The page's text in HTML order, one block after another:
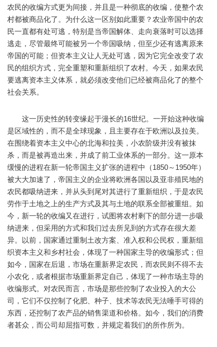
农民的收编方式更为间接，并且是一种彻底的收编，使整个农
村都被商品化了。为什么这一区别如此重要？农业帝国中的农
民一直都有处可逃，特别是当帝国解体、走向衰落时可以选择
逃走，尽管最终可能被另一个帝国吸纳，但至少还有逃离原来
帝国的可能；但资本主义让人无处可逃，因为它完全改变了农
民的组织方式，完全重塑和重新组织了农村。今天，如果农民
要逃离资本主义体系，就必须改变他们已经被商品化了的整个
社会关系。
这一历史性的转变缘起于漫长的16世纪。一开始这种收编
是区域性的，而不是全球现象，且主要存在于欧洲以及拉美。
在围绕着资本主义中心的北海和拉美，小农阶级并没有被抹
杀，而是被再造出来，并成了前工业体系的一部分。这一原本
缓慢的进程在新一轮帝国主义扩张的进程中（1850～1950年）
被大大加速了，帝国主义的企业将欧洲各国以及亚非殖民地的
农民都吸纳进来，并从头到尾对其进行了重新组织，于是农民
劳作于土地之上的生产方式及其与土地的联系全部被重组。如
今，新一轮的收编又在进行，试图将农村剩下的部分进一步吸
纳进来，但采用的方式和我们过去所见到的方式存在很大差
异。以前，国家通过重制土改方案、准入权和公民权，重新组
织资本主义和乡村社会，体现了一种国家主导的收编形式；但
如今，国家在后退，市场在重新界定农民，而农民则不得不去
小农化，或者根据市场重新界定自己，体现了一种市场主导的
收编形式。对农民而言，市场是那些控制了农业投入的大公
司，它们不仅控制了化肥、种子、技术等农民无法唾手可得的
东西，还控制了农产品的销售渠道和价格。如今，我们的消费
者甚众，而公司却屈指可数，并规定着我们的所作所为。